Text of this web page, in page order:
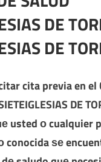
DE
DE
cita previa en el
DE
usted ο cualquier
conocida ѕе